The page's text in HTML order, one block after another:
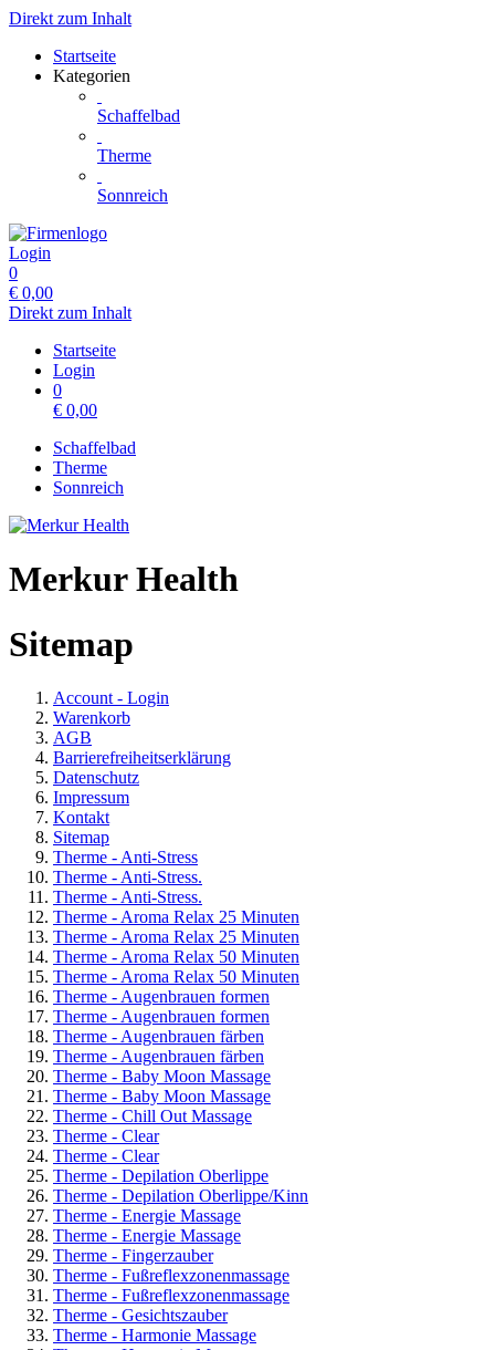
Direkt zum Inhalt
Startseite
Kategorien
Schaffelbad
Therme
Sonnreich
Login
0
€ 0,00
Direkt zum Inhalt
Startseite
Login
0
€ 0,00
Schaffelbad
Therme
Sonnreich
Merkur Health
Sitemap
Account - Login
Warenkorb
AGB
Barrierefreiheitserklärung
Datenschutz
Impressum
Kontakt
Sitemap
Therme - Anti-Stress
Therme - Anti-Stress.
Therme - Anti-Stress.
Therme - Aroma Relax 25 Minuten
Therme - Aroma Relax 25 Minuten
Therme - Aroma Relax 50 Minuten
Therme - Aroma Relax 50 Minuten
Therme - Augenbrauen formen
Therme - Augenbrauen formen
Therme - Augenbrauen färben
Therme - Augenbrauen färben
Therme - Baby Moon Massage
Therme - Baby Moon Massage
Therme - Chill Out Massage
Therme - Clear
Therme - Clear
Therme - Depilation Oberlippe
Therme - Depilation Oberlippe/Kinn
Therme - Energie Massage
Therme - Energie Massage
Therme - Fingerzauber
Therme - Fußreflexzonenmassage
Therme - Fußreflexzonenmassage
Therme - Gesichtszauber
Therme - Harmonie Massage